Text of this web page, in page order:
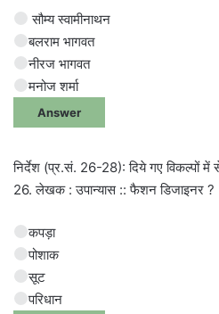
सौम्य स्वामीनाथन
बलराम भागवत
नीरज भागवत
मनोज शर्मा
Answer
निर्देश (प्र.सं. 26-28): दिये गए विकल्पों
26. लेखक : उपान्यास :: फैशन डिजाइनर ?
कपड़ा
पोशाक
सूट
परिधान